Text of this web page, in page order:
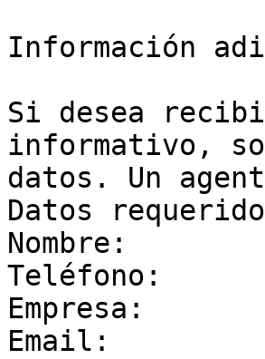
Información
Si desea
informativo,
datos. Un
Datos
Nombre:
Teléfono:
Empresa:
Email: